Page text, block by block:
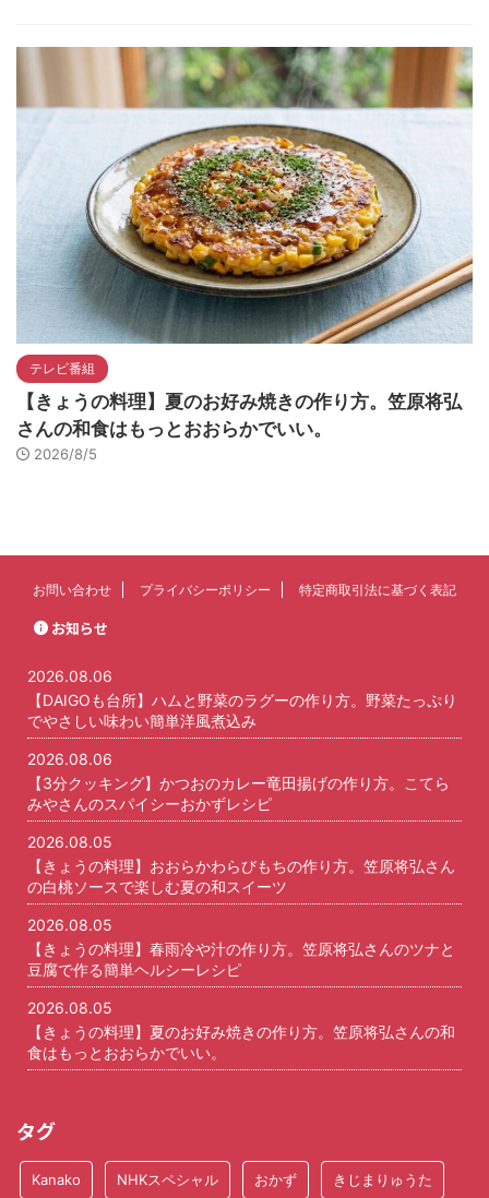
テレビ番組
【きょうの料理】夏のお好み焼きの作り方。笠原将弘
さんの和食はもっとおおらかでいい。
2026/8/5
お問い合わせ プライバシーポリシー 特定商取引法に基づく表記
お知らせ
2026.08.06
【DAIGOも台所】ハムと野菜のラグーの作り方。野菜たっぷり
でやさしい味わい簡単洋風煮込み
2026.08.06
【3分クッキング】かつおのカレー竜田揚げの作り方。こてら
みやさんのスパイシーおかずレシピ
2026.08.05
【きょうの料理】おおらかわらびもちの作り方。笠原将弘さん
の白桃ソースで楽しむ夏の和スイーツ
2026.08.05
【きょうの料理】春雨冷や汁の作り方。笠原将弘さんのツナと
豆腐で作る簡単ヘルシーレシピ
2026.08.05
【きょうの料理】夏のお好み焼きの作り方。笠原将弘さんの和
食はもっとおおらかでいい。
タグ
Kanako NHKスペシャル おかず きじまりゅうた